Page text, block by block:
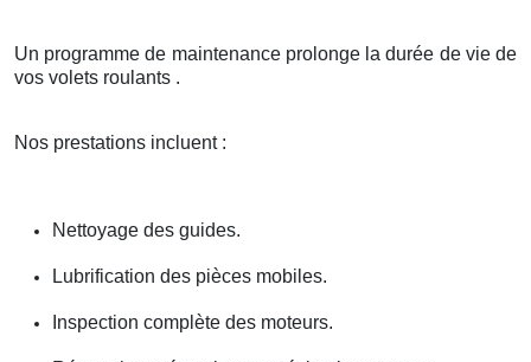
Un programme de maintenance prolonge la durée de vie de
vos volets roulants .
Nos prestations incluent :
Nettoyage des guides.
Lubrification des pièces mobiles.
Inspection complète des moteurs.